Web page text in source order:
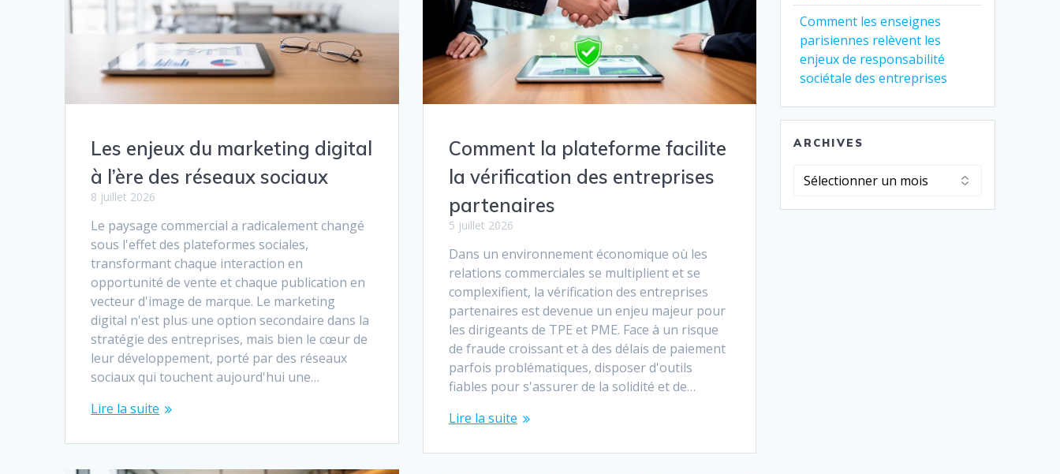
Les enjeux du marketing digital
à l’ère des réseaux sociaux
8 juillet 2026
Le paysage commercial a radicalement changé
sous l'effet des plateformes sociales,
transformant chaque interaction en
opportunité de vente et chaque publication en
vecteur d'image de marque. Le marketing
digital n'est plus une option secondaire dans la
stratégie des entreprises, mais bien le cœur de
leur développement, porté par des réseaux
sociaux qui touchent aujourd'hui une…
Lire la suite
Comment la plateforme facilite
la vérification des entreprises
partenaires
5 juillet 2026
Dans un environnement économique où les
relations commerciales se multiplient et se
complexifient, la vérification des entreprises
partenaires est devenue un enjeu majeur pour
les dirigeants de TPE et PME. Face à un risque
de fraude croissant et à des délais de paiement
parfois problématiques, disposer d'outils
fiables pour s'assurer de la solidité et de…
Lire la suite
Comment les enseignes
parisiennes relèvent les
enjeux de responsabilité
sociétale des entreprises
ARCHIVES
Archives